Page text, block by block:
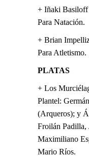
+ Iñaki Basiloff
Para Natación.
+ Brian
Para Atletismo.
PLATAS
+ Los
Plantel:
(Arqueros); y
Froilán Padilla,
Maximiliano
Mario Ríos.